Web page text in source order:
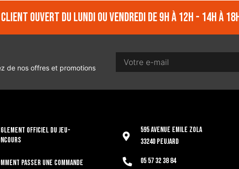
ouvert du lundi ou vendredi de 9h à 12h - 14h à
de nos offres et promotions
OFFICIEL DU JEU-
passer une commande
595 Avenue Emile Zola
33240 Peujard
05 57 32 38 84